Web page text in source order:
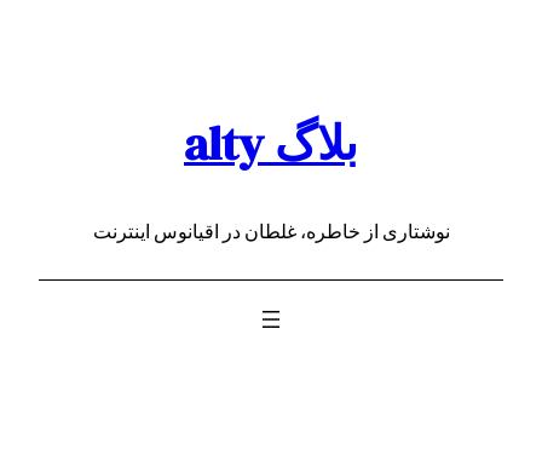
بلاگ alty
نوشتاری از خاطره، غلطان در اقیانوس اینترنت